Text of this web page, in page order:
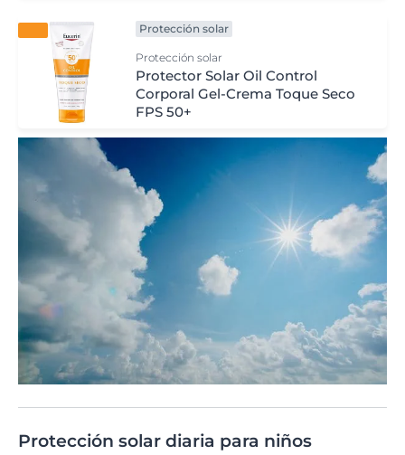
Protección solar
Protección solar
Protector Solar Oil Control
Corporal Gel-Crema Toque Seco
FPS 50+
Protección solar diaria para niños